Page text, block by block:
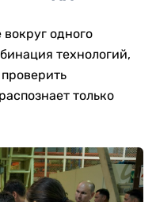
одного
технологий,
только